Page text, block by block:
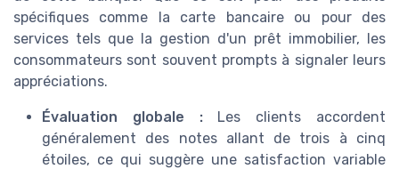
spécifiques comme la carte bancaire ou pour des
services tels que la gestion d'un prêt immobilier, les
consommateurs sont souvent prompts à signaler leurs
appréciations.
Évaluation globale :Les clients accordent
généralement des notes allant de trois à cinq
étoiles, ce qui suggère une satisfaction variable